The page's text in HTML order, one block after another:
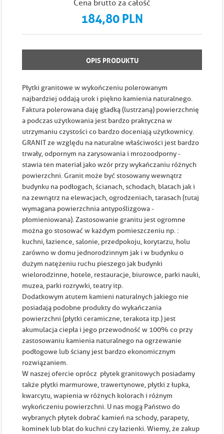
Cena brutto za całość
184,80 PLN
OPIS PRODUKTU
Płytki granitowe w wykończeniu polerowanym
najbardziej oddają urok i piękno kamienia naturalnego.
Faktura polerowana daję gładką (lustrzaną) powierzchnię
a podczas użytkowania jest bardzo praktyczna w
utrzymaniu czystości co bardzo doceniają użytkownicy.
GRANIT ze względu na naturalne właściwości jest bardzo
trwały, odpornym na zarysowania i mrozoodporny -
stawia ten materiał jako wzór przy wykańczaniu różnych
powierzchni. Granit może być stosowany wewnątrz
budynku na podłogach, ścianach, schodach, blatach jak i
na zewnątrz na elewacjach, ogrodzeniach, tarasach (tutaj
wymagana powierzchnia antypoślizgowa -
płomieniowana). Zastosowanie granitu jest ogromne
można go stosować w każdym pomieszczeniu np. :
kuchni, łazience, salonie, przedpokoju, korytarzu, holu
zarówno w domu jednorodzinnym jak i w budynku o
dużym natężeniu ruchu pieszego jak budynki
wielorodzinne, hotele, restauracje, biurowce, parki nauki,
muzea, parki rozrywki, teatry itp.
Dodatkowym atutem kamieni naturalnych jakiego nie
posiadają podobne produkty do wykańczania
powierzchni (płytki ceramiczne, terakota itp.) jest
akumulacja ciepła i jego przewodność w 100% co przy
zastosowaniu kamienia naturalnego na ogrzewanie
podłogowe lub ściany jest bardzo ekonomicznym
rozwiązaniem.
W naszej ofercie oprócz płytek granitowych posiadamy
także płytki marmurowe, trawertynowe, płytki z łupka,
kwarcytu, wapienia w różnych kolorach i różnym
wykończeniu powierzchni. U nas mogą Państwo do
wybranych płytek dobrać kamień na schody, parapety,
kominek lub blat do kuchni czy łazienki. Wiemy, że zakup